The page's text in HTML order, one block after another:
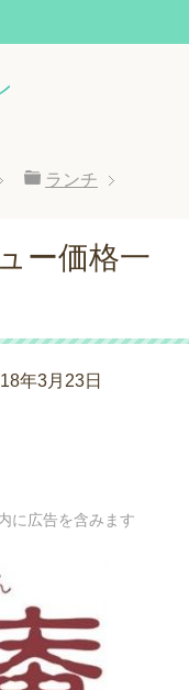
ランチ
ー価格一
年3月23日
に広告を含みます